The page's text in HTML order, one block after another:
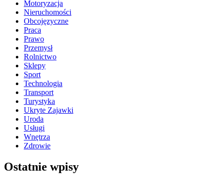
Motoryzacja
Nieruchomości
Obcojęzyczne
Praca
Prawo
Przemysł
Rolnictwo
Sklepy
Sport
Technologia
Transport
Turystyka
Ukryte Zajawki
Uroda
Usługi
Wnętrza
Zdrowie
Ostatnie wpisy